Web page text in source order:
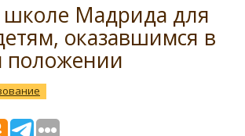
Мадрида для
оказавшимся в
положении